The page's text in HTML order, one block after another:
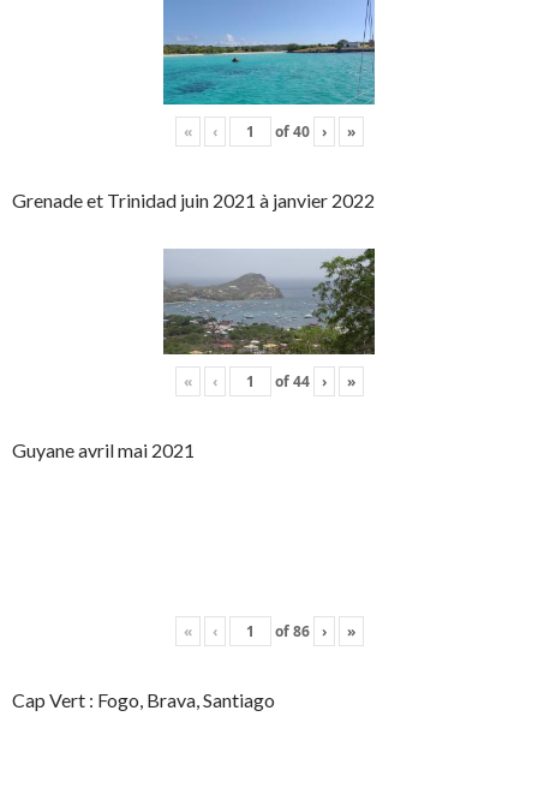
« ‹ of40 › »
Grenade et Trinidad juin 2021 à janvier 2022
« ‹ of44 › »
Guyane avril mai 2021
« ‹ of86 › »
Cap Vert : Fogo, Brava, Santiago